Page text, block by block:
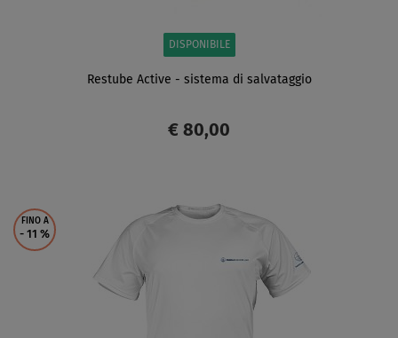
DISPONIBILE
Restube Active - sistema di salvataggio
€ 80,00
FINO A
- 11 %